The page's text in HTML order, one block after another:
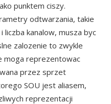
punktem ciszy.
odtwarzania, takie
kanalow, musza byc
zalozenie to zwykle
moga reprezentowac
przez sprzet
SOU jest aliasem,
reprezentacji